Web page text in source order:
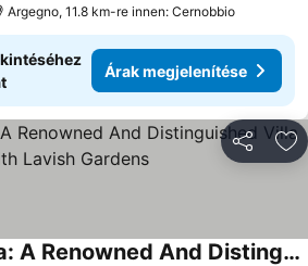
Argegno, 11.8 km-re innen: Cernobbio
Árak megjelenítése
Villa Passalacqua: A Renowned And Distinguished Villa With Lavish Gardens